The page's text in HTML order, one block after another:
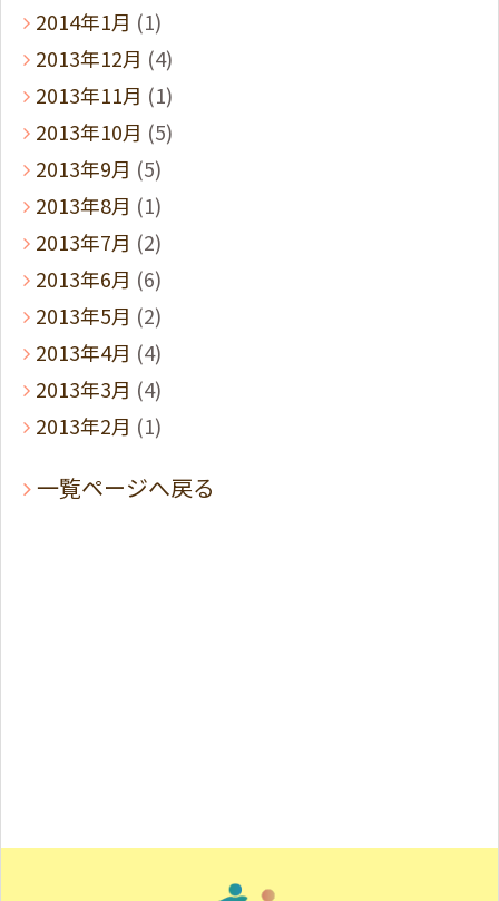
2014年1月 (1)
2013年12月 (4)
2013年11月 (1)
2013年10月 (5)
2013年9月 (5)
2013年8月 (1)
2013年7月 (2)
2013年6月 (6)
2013年5月 (2)
2013年4月 (4)
2013年3月 (4)
2013年2月 (1)
一覧ページへ戻る